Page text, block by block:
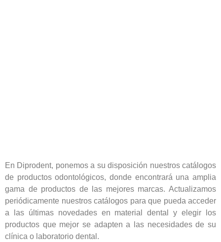
En Diprodent, ponemos a su disposición nuestros catálogos
de productos odontológicos, donde encontrará una amplia
gama de productos de las mejores marcas. Actualizamos
periódicamente nuestros catálogos para que pueda acceder
a las últimas novedades en material dental y elegir los
productos que mejor se adapten a las necesidades de su
clínica o laboratorio dental.